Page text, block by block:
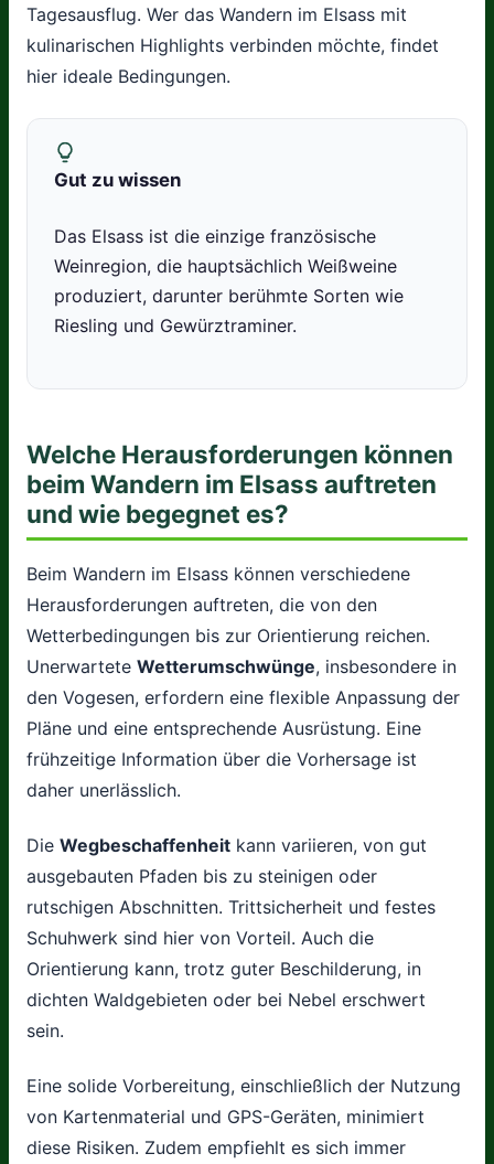
Tagesausflug. Wer das Wandern im Elsass mit
kulinarischen Highlights verbinden möchte, findet
hier ideale Bedingungen.
Gut zu wissen
Das Elsass ist die einzige französische
Weinregion, die hauptsächlich Weißweine
produziert, darunter berühmte Sorten wie
Riesling und Gewürztraminer.
Welche Herausforderungen können
beim Wandern im Elsass auftreten
und wie begegnet es?
Beim Wandern im Elsass können verschiedene
Herausforderungen auftreten, die von den
Wetterbedingungen bis zur Orientierung reichen.
Unerwartete Wetterumschwünge, insbesondere in
den Vogesen, erfordern eine flexible Anpassung der
Pläne und eine entsprechende Ausrüstung. Eine
frühzeitige Information über die Vorhersage ist
daher unerlässlich.
Die Wegbeschaffenheit kann variieren, von gut
ausgebauten Pfaden bis zu steinigen oder
rutschigen Abschnitten. Trittsicherheit und festes
Schuhwerk sind hier von Vorteil. Auch die
Orientierung kann, trotz guter Beschilderung, in
dichten Waldgebieten oder bei Nebel erschwert
sein.
Eine solide Vorbereitung, einschließlich der Nutzung
von Kartenmaterial und GPS-Geräten, minimiert
diese Risiken. Zudem empfiehlt es sich immer